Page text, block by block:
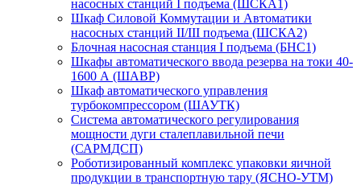
насосных станций I подъема (ШСКА1)
Шкаф Силовой Коммутации и Автоматики
насосных станций II/III подъема (ШСКА2)
Блочная насосная станция I подъема (БНС1)
Шкафы автоматического ввода резерва на токи 40-
1600 А (ШАВР)
Шкаф автоматического управления
турбокомпрессором (ШАУТК)
Система автоматического регулирования
мощности дуги сталеплавильной печи
(САРМДСП)
Роботизированный комплекс упаковки яичной
продукции в транспортную тару (ЯСНО-УТМ)